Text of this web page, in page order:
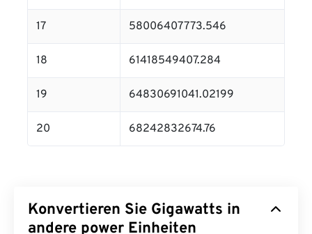
17 58006407773.546
18 61418549407.284
19 64830691041.02199
20 68242832674.76
Konvertieren Sie Gigawatts in
andere power Einheiten